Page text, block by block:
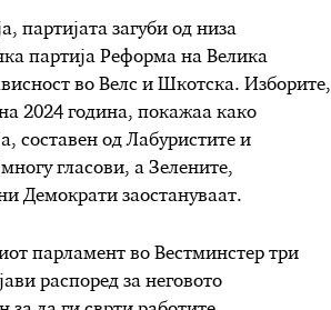
партијата загуби од низа
партија Реформа на Велика
во Велс и Шкотска. Изборите,
2024 година, покажаа како
составен од Лабуристите и
гласови, а Зелените,
Демократи заостануваат.
парламент во Вестминстер три
распоред за неговото